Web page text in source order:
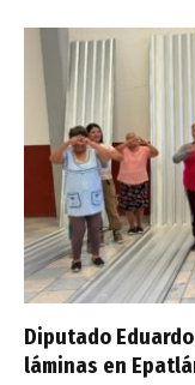
Diputado
láminas en